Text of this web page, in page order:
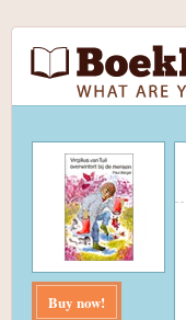
Buy now!